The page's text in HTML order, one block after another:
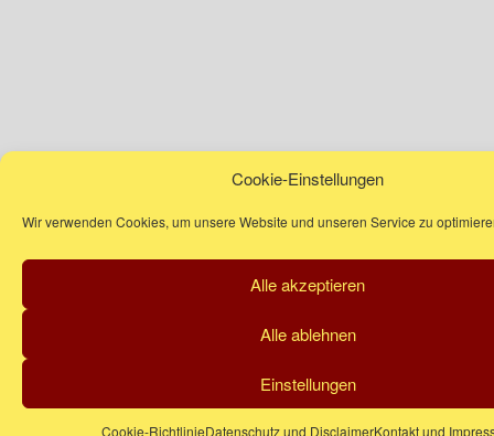
Cookie-Einstellungen
Wir verwenden Cookies, um unsere Website und unseren Service zu
Alle akzeptieren
Alle ablehnen
Einstellungen
Cookie-RichtlinieDatenschutz und DisclaimerKontakt und